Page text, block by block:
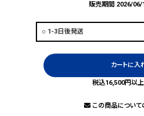
販売期間 2026/06/
カートに入
税込16,500円以
この商品について